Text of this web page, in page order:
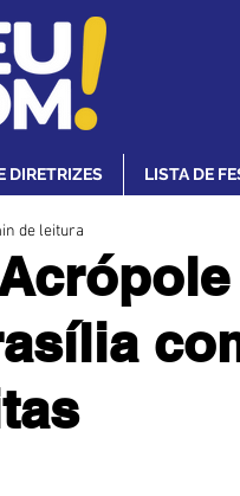
DIRETRIZES LISTA DE
de leitura